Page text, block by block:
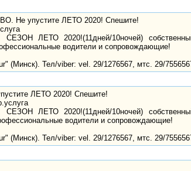
Не упустите ЛЕТО 2020! Спешите!
ЛЕТО 2020!(11дней/10ночей)
водители и сопровождающие!
(Минск). Тел/viber: vel. 29/1276567, мтс. 29/
ЛЕТО 2020! Спешите!
ЛЕТО 2020!(11дней/10ночей)
водители и сопровождающие!
(Минск). Тел/viber: vel. 29/1276567, мтс. 29/